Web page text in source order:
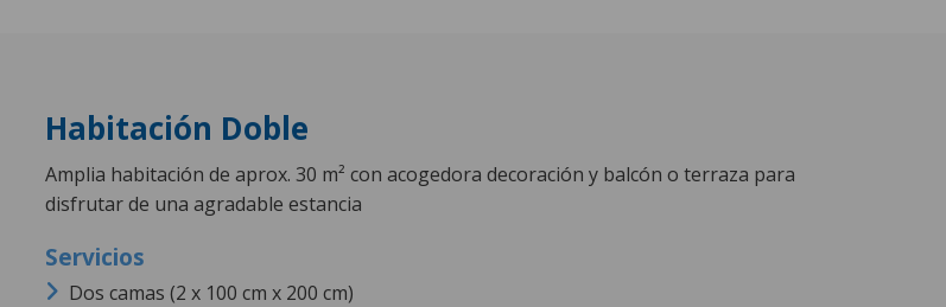
Habitación Doble
Amplia habitación de aprox. 30 m²con acogedora decoración y balcón o terraza para
disfrutar de una agradable estancia
Dos camas (2 x 100 cm x 200 cm)